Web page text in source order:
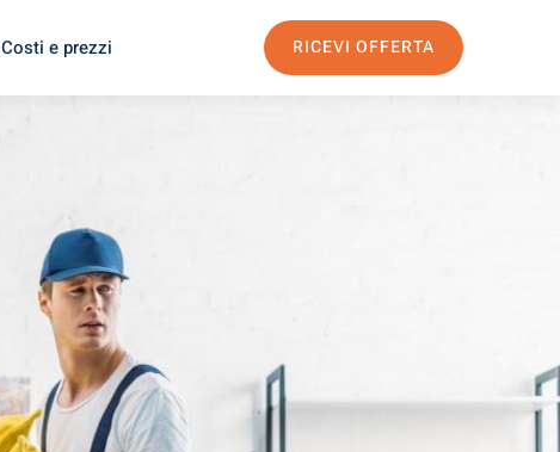
Costi e prezzi RICEVI OFFERTA